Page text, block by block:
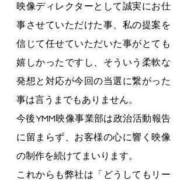
映像ディレクターとして誠実にお仕
事させていただけた事、私の提案を
信じて任せていただいた事がとても
嬉しかったですし、そういう柔軟な
発想と対応が今回の当選に繋がった
事は言うまでもありません。
今後YMM映像事業部は政治活動報告
に留まらず、お客様の心に響く映像
の制作を続けてまいります。
これからも弊社は「どうしてもリー